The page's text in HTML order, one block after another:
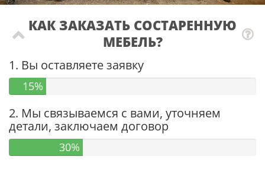
КАК ЗАКАЗАТЬ СОСТАРЕННУЮ
МЕБЕЛЬ?
1. Вы оставляете заявку
15%
2. Мы связываемся с вами, уточняем
детали, заключаем договор
30%